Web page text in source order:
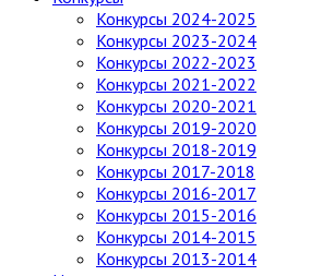
Конкурсы 2024-2025
Конкурсы 2023-2024
Конкурсы 2022-2023
Конкурсы 2021-2022
Конкурсы 2020-2021
Конкурсы 2019-2020
Конкурсы 2018-2019
Конкурсы 2017-2018
Конкурсы 2016-2017
Конкурсы 2015-2016
Конкурсы 2014-2015
Конкурсы 2013-2014